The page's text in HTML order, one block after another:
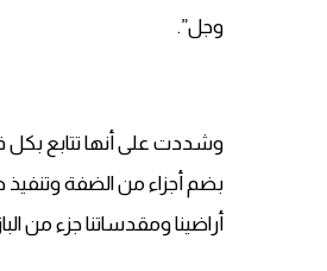
وجل”.
وشددت على أنها تتابع بكل
بضم أجزاء من الضفة
أراضينا ومقدساتنا جزء من